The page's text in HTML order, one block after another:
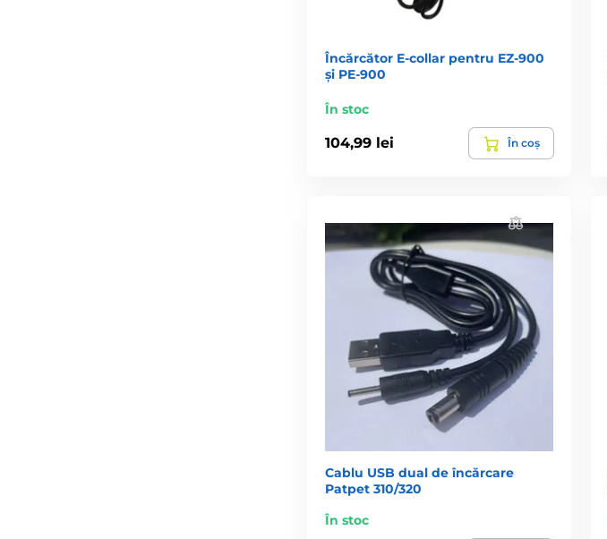
Încărcător E-collar pentru EZ-900
și PE-900
În stoc
104,99 lei În coș
Cablu USB dual de încărcare
Patpet 310/320
În stoc